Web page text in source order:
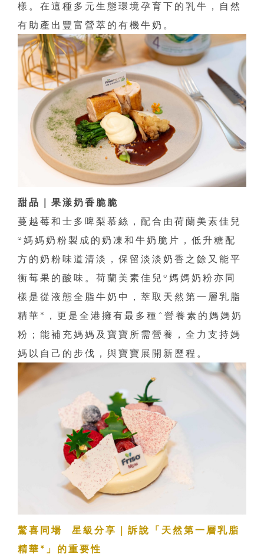
樣。在這種多元生態環境孕育下的乳牛，自然
有助產出豐富營萃的有機牛奶。
甜品｜果漾奶香脆脆
蔓越莓和士多啤梨慕絲，配合由荷蘭美素佳兒
®媽媽奶粉製成的奶凍和牛奶脆片，低升糖配
方的奶粉味道清淡，保留淡淡奶香之餘又能平
衡莓果的酸味。荷蘭美素佳兒®媽媽奶粉亦同
樣是從液態全脂牛奶中，萃取天然第一層乳脂
精華*，更是全港擁有最多種^營養素的媽媽奶
粉；能補充媽媽及寶寶所需營養，全力支持媽
媽以自己的步伐，與寶寶展開新歷程。
驚喜同場 星級分享｜訴說「天然第一層乳脂
精華*」的重要性